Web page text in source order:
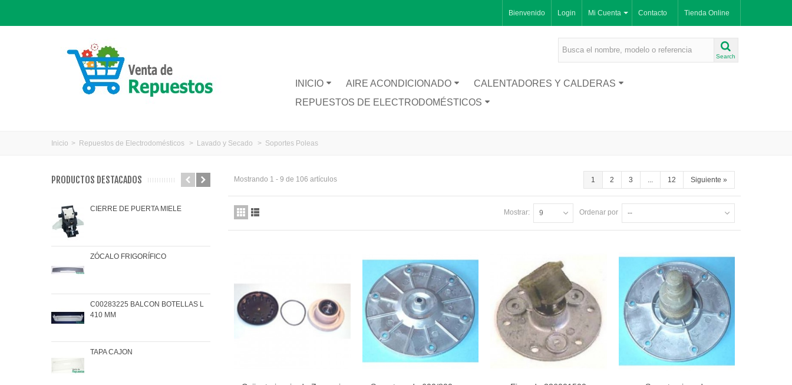
Tienda Online
Contacto
Mi Cuenta
Bienvenido Login
Search
INICIO AIRE ACONDICIONADO
CALENTADORES Y CALDERAS
REPUESTOS DE ELECTRODOMÉSTICOS
Inicio > Repuestos de Electrodomésticos > Lavado y Secado > Soportes Poleas
PRODUCTOS DESTACADOS
CIERRE DE PUERTA MIELE
ZÓCALO FRIGORÍFICO
C00283225 BALCON BOTELLAS L
410 MM
TAPA CAJON
JARRA CATA BT1200
COJINETE RODAMIENTOS FAGOR-
BRANDT
1 2 3 ... 12 Siguiente »
Mostrando 1 - 9 de 106 artículos
Ordenar por --
Mostrar: 9